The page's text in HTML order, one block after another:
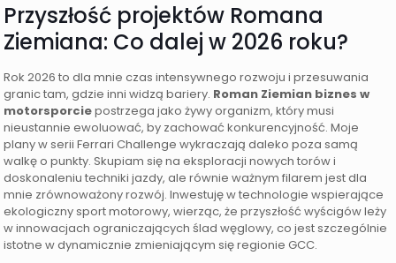
Przyszłość projektów Romana
Ziemiana: Co dalej w 2026 roku?
Rok 2026 to dla mnie czas intensywnego rozwoju i przesuwania
granic tam, gdzie inni widzą bariery. Roman Ziemian biznes w
motorsporciepostrzega jako żywy organizm, który musi
nieustannie ewoluować, by zachować konkurencyjność. Moje
plany w serii Ferrari Challenge wykraczają daleko poza samą
walkę o punkty. Skupiam się na eksploracji nowych torów i
doskonaleniu techniki jazdy, ale równie ważnym filarem jest dla
mnie zrównoważony rozwój. Inwestuję w technologie wspierające
ekologiczny sport motorowy, wierząc, że przyszłość wyścigów leży
w innowacjach ograniczających ślad węglowy, co jest szczególnie
istotne w dynamicznie zmieniającym się regionie GCC.